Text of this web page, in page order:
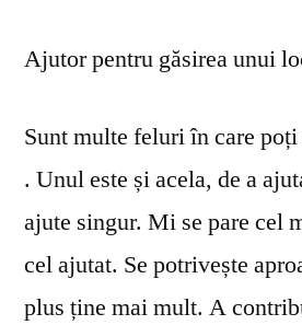
Ajutor pentru găsirea unui
Sunt multe feluri în care
. Unul este și acela, de a
ajute singur. Mi se pare cel
cel ajutat. Se potrivește
plus ține mai mult. A